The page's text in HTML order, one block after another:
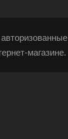
магазине.